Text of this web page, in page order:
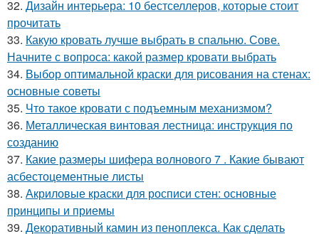
32. Дизайн интерьера: 10 бестселлеров, которые стоит
прочитать
33. Какую кровать лучше выбрать в спальню. Сове.
Начните с вопроса: какой размер кровати выбрать
34. Выбор оптимальной краски для рисования на стенах:
основные советы
35. Что такое кровати с подъемным механизмом?
36. Металлическая винтовая лестница: инструкция по
созданию
37. Какие размеры шифера волнового 7 . Какие бывают
асбестоцементные листы
38. Акриловые краски для росписи стен: основные
принципы и приемы
39. Декоративный камин из пеноплекса. Как сделать